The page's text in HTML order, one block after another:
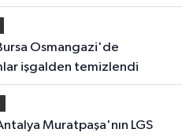
işgalden temizlendi